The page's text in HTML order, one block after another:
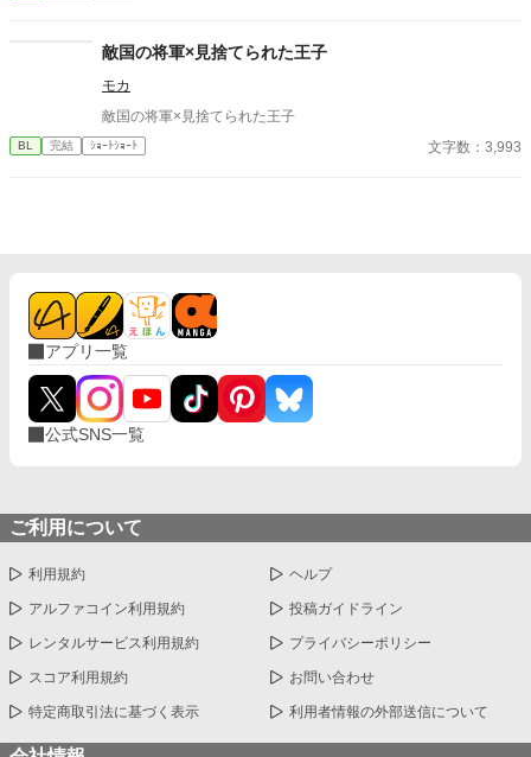
敵国の将軍×見捨てられた王子
モカ
敵国の将軍×見捨てられた王子
BL 完結 ｼｮｰﾄｼｮｰﾄ 文字数：3,993
アプリ一覧
公式SNS一覧
ご利用について
利用規約 ヘルプ
アルファコイン利用規約 投稿ガイドライン
レンタルサービス利用規約 プライバシーポリシー
スコア利用規約 お問い合わせ
特定商取引法に基づく表示 利用者情報の外部送信について